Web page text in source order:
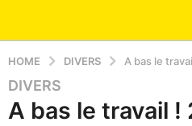
HOME DIVERS A bas le
2
a
DIVERS
A bas le travail !